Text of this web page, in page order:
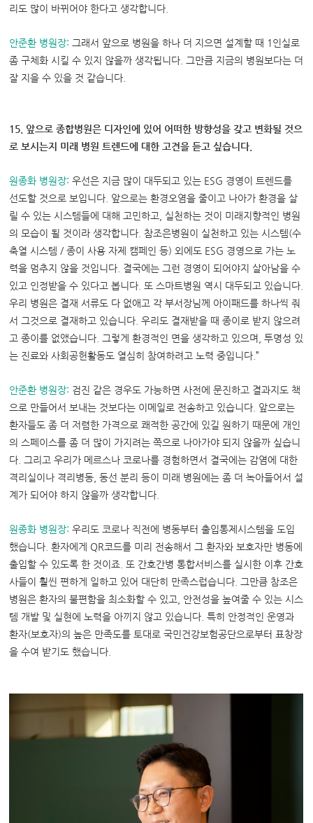
리도 많이 바뀌어야 한다고 생각합니다.
안준환 병원장: 그래서 앞으로 병원을 하나 더 지으면 설계할 때 1인실로
좀 구체화 시킬 수 있지 않을까 생각됩니다. 그만큼 지금의 병원보다는 더
잘 지을 수 있을 것 같습니다.
15. 앞으로 종합병원은 디자인에 있어 어떠한 방향성을 갖고 변화될 것으
로 보시는지 미래 병원 트렌드에 대한 고견을 듣고 싶습니다.
원종화 병원장: 우선은 지금 많이 대두되고 있는 ESG 경영이 트렌드를
선도할 것으로 보입니다. 앞으로는 환경오염을 줄이고 나아가 환경을 살
릴 수 있는 시스템들에 대해 고민하고, 실천하는 것이 미래지향적인 병원
의 모습이 될 것이라 생각합니다. 참조은병원이 실천하고 있는 시스템(수
축열 시스템 / 종이 사용 자제 캠페인 등) 외에도 ESG 경영으로 가는 노
력을 멈추지 않을 것입니다. 결국에는 그런 경영이 되어야지 살아남을 수
있고 인정받을 수 있다고 봅니다. 또 스마트병원 역시 대두되고 있습니다.
우리 병원은 결재 서류도 다 없애고 각 부서장님께 아이패드를 하나씩 줘
서 그것으로 결재하고 있습니다. 우리도 결재받을 때 종이로 받지 않으려
고 종이를 없앴습니다. 그렇게 환경적인 면을 생각하고 있으며, 투명성 있
는 진료와 사회공헌활동도 열심히 참여하려고 노력 중입니다.”
안준환 병원장: 검진 같은 경우도 가능하면 사전에 문진하고 결과지도 책
으로 만들어서 보내는 것보다는 이메일로 전송하고 있습니다. 앞으로는
환자들도 좀 더 저렴한 가격으로 쾌적한 공간에 있길 원하기 때문에 개인
의 스페이스를 좀 더 많이 가지려는 쪽으로 나아가야 되지 않을까 싶습니
다. 그리고 우리가 메르스나 코로나를 경험하면서 결국에는 감염에 대한
격리실이나 격리병동, 동선 분리 등이 미래 병원에는 좀 더 녹아들어서 설
계가 되어야 하지 않을까 생각합니다.
원종화 병원장:우리도 코로나 직전에 병동부터 출입통제시스템을 도입
했습니다. 환자에게 QR코드를 미리 전송해서 그 환자와 보호자만 병동에
출입할 수 있도록 한 것이죠. 또 간호간병 통합서비스를 실시한 이후 간호
사들이 훨씬 편하게 일하고 있어 대단히 만족스럽습니다. 그만큼 참조은
병원은 환자의 불편함을 최소화할 수 있고, 안전성을 높여줄 수 있는 시스
템 개발 및 실현에 노력을 아끼지 않고 있습니다. 특히 안정적인 운영과
환자(보호자)의 높은 만족도를 토대로 국민건강보험공단으로부터 표창장
을 수여 받기도 했습니다.